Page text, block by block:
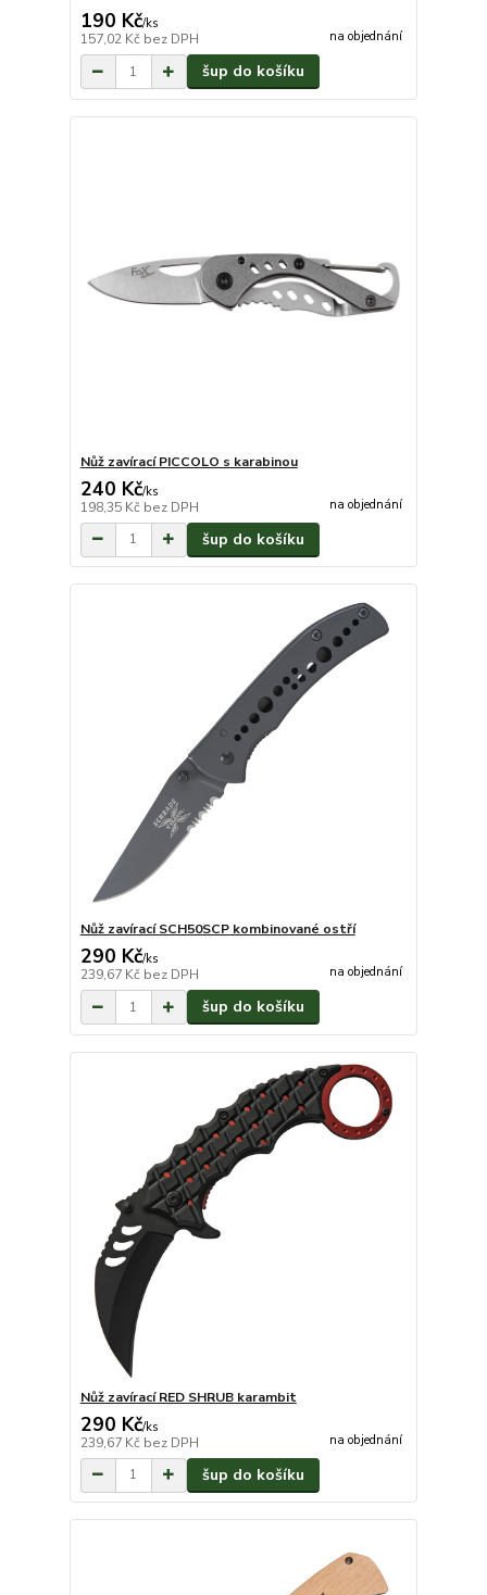
190 Kč/ks
157,02 Kč bez DPH na objednání
šup do košíku
Nůž zavírací PICCOLO s karabinou
240 Kč/ks
198,35 Kč bez DPH na objednání
šup do košíku
Nůž zavírací SCH50SCP kombinované ostří
290 Kč/ks
239,67 Kč bez DPH na objednání
šup do košíku
Nůž zavírací RED SHRUB karambit
290 Kč/ks
239,67 Kč bez DPH na objednání
šup do košíku